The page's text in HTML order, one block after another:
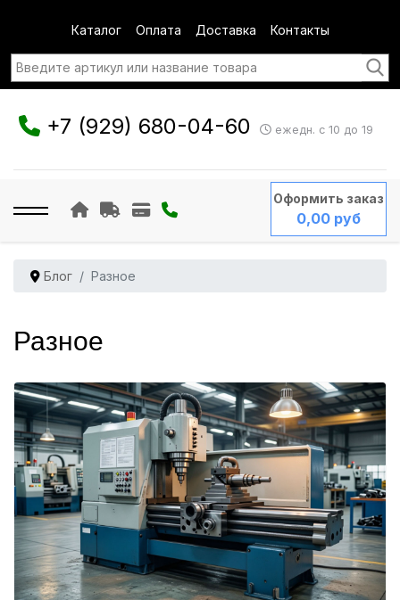
Каталог Оплата Доставка Контакты
+7 (929) 680-04-60 ежедн. с 10 до 19
Оформить заказ
0,00 руб
Блог Разное
Разное